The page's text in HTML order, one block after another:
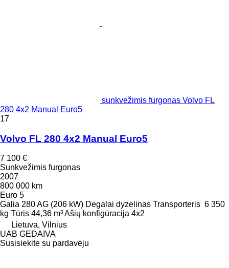
sunkvežimis furgonas Volvo FL
280 4x2 Manual Euro5
17
Volvo FL 280 4x2 Manual Euro5
7 100 €
Sunkvežimis furgonas
2007
800 000 km
Euro 5
Galia 280 AG (206 kW) Degalai dyzelinas Transporteris 6 350
kg Tūris 44,36 m³Ašių konfigūracija 4x2
Lietuva, Vilnius
UAB GEDAIVA
Susisiekite su pardavėju